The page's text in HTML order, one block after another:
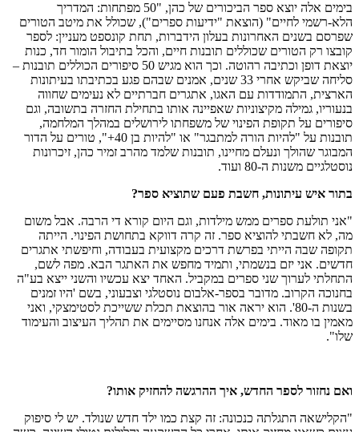
בימים אלה יוצא ספר הביכורים של כהן, "50 מפתחות: המדריך
הלא-רשמי לחיים" (הוצאת "ידיעות ספרים"), שכולל את מיטב הטורים
שפרסם בשנים האחרונות בעלון הידברות, תחת קונספט מעניין: לספר
קובצו רק הטורים שכוללים תובנות חיים, והכל בתיבול הומור חד, כנות
יוצאת דופן וכתיבה רהוטה. וכך הוא מגיש 50 סיפורים הכוללים תובנות –
סליחה שביקש אחרי 33 שנים, אמנים שבהם פגע בכתיבתו בעיתונות
הארצית, התמודדות עם האגו, אתגרים חברתיים לא נעימים שחווה
בנעוריו, גמילה מקיצוניות שאפיינה אותו בתחילת החזרה בתשובה, וגם
סיפורים על תקופת הפינוי של משפחתו לירושלים במהלך המלחמה,
תובנות על "להיות הורה למתבגר" או "להיות בן 40+", טורים על הדור
המבוגר שהולך ונעלם מחיינו, תובנות שלמד מהרב זמיר כהן, זיכרונות
נוסטלגיים משנות ה-80 ועוד.
בתור איש עיתונות, חשבת פעם שתוציא ספר?
"אני תולעת ספרים ממש מילדות, וגם היום קורא די הרבה. אבל משום
מה, לא חשבתי להוציא ספר. זה קרה דווקא בתחושת הפינוי. הייתה
תקופה שבה הייתי בפרשת דרכים מקצועית בעבודה, וחיפשתי אתגרים
חדשים. אני יזם בנשמתי, ותמיד מחפש את האתגר הבא. מפה לשם,
התחלתי לערוך שני ספרים במקביל. האחד יצא עכשיו והשני ייצא בע"ה
בחנוכה הקרוב. מדובר בספר-אלבום נוסטלגי וצבעוני, בשם 'היו זמנים
בשנות ה-80'. הוא יראה אור בהוצאת תכלת ששייכת לסטימצקי, ואני
מאמין בו מאוד. בימים אלה אנחנו מסיימים את תהליך העיצוב והעימוד
שלו".
ואם נחזור לספר החדש, איך ההרגשה להחזיק אותו?
"הקלישאה התגלתה כנכונה: זה קצת כמו ילד חדש שנולד. יש לי סיפוק